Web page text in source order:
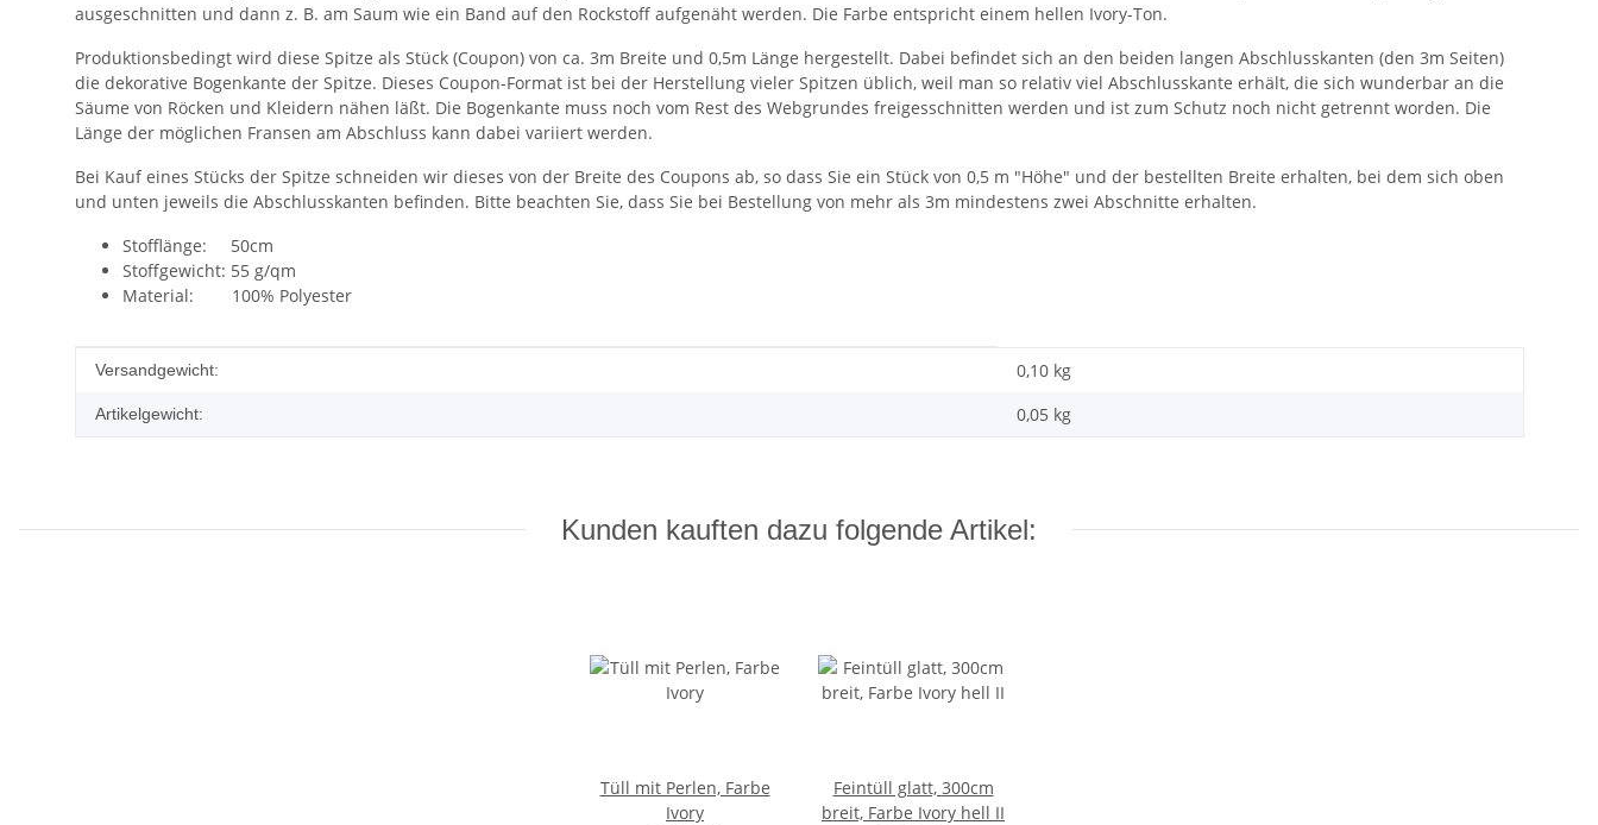
ausgeschnitten und dann z. B. am Saum wie ein Band auf den Rockstoff aufgenäht werden. Die Farbe entspricht einem hellen Ivory-Ton.
Produktionsbedingt wird diese Spitze als Stück (Coupon) von ca. 3m Breite und 0,5m Länge hergestellt. Dabei befindet sich an den beiden langen Abschlusskanten (den 3m Seiten)
die dekorative Bogenkante der Spitze. Dieses Coupon-Format ist bei der Herstellung vieler Spitzen üblich, weil man so relativ viel Abschlusskante erhält, die sich wunderbar an die
Säume von Röcken und Kleidern nähen läßt. Die Bogenkante muss noch vom Rest des Webgrundes freigesschnitten werden und ist zum Schutz noch nicht getrennt worden. Die
Länge der möglichen Fransen am Abschluss kann dabei variiert werden.
Bei Kauf eines Stücks der Spitze schneiden wir dieses von der Breite des Coupons ab, so dass Sie ein Stück von 0,5 m "Höhe" und der bestellten Breite erhalten, bei dem sich oben
und unten jeweils die Abschlusskanten befinden. Bitte beachten Sie, dass Sie bei Bestellung von mehr als 3m mindestens zwei Abschnitte erhalten.
Stofflänge: 50cm
Stoffgewicht: 55 g/qm
Material: 100% Polyester
Produkteigenschaft
Wert
Versandgewicht: 0,10 kg
Artikelgewicht: 0,05 kg
Kunden kauften dazu folgende Artikel:
Tüll mit Perlen, Farbe
Ivory
Feintüll glatt, 300cm
breit, Farbe Ivory hell II